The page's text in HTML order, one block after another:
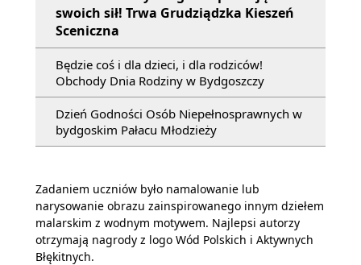
swoich sił! Trwa Grudziądzka Kieszeń
Sceniczna
Będzie coś i dla dzieci, i dla rodziców!
Obchody Dnia Rodziny w Bydgoszczy
Dzień Godności Osób Niepełnosprawnych w
bydgoskim Pałacu Młodzieży
Zadaniem uczniów było namalowanie lub
narysowanie obrazu zainspirowanego innym dziełem
malarskim z wodnym motywem. Najlepsi autorzy
otrzymają nagrody z logo Wód Polskich i Aktywnych
Błękitnych.